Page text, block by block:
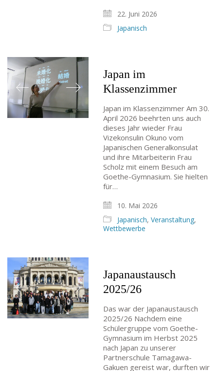
22. Juni 2026
Japanisch
Japan im
Klassenzimmer
Japan im Klassenzimmer Am 30.
April 2026 beehrten uns auch
dieses Jahr wieder Frau
Vizekonsulin Okuno vom
Japanischen Generalkonsulat
und ihre Mitarbeiterin Frau
Scholz mit einem Besuch am
Goethe-Gymnasium. Sie hielten
für…
10. Mai 2026
Japanisch,Veranstaltung,
Wettbewerbe
Japanaustausch
2025/26
Das war der Japanaustausch
2025/26 Nachdem eine
Schülergruppe vom Goethe-
Gymnasium im Herbst 2025
nach Japan zu unserer
Partnerschule Tamagawa-
Gakuen gereist war, durften wir